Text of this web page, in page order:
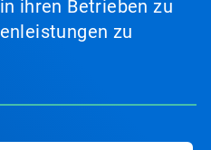
ihren Betrieben zu
zu